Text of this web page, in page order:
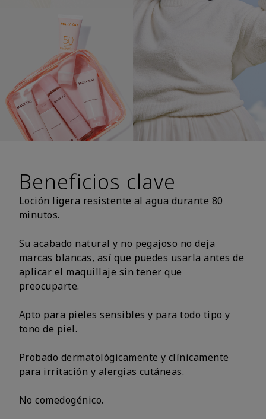
Beneficios clave
Loción ligera resistente al agua durante 80
minutos.
Su acabado natural y no pegajoso no deja
marcas blancas, así que puedes usarla antes de
aplicar el maquillaje sin tener que
preocuparte.
Apto para pieles sensibles y para todo tipo y
tono de piel.
Probado dermatológicamente y clínicamente
para irritación y alergias cutáneas.
No comedogénico.